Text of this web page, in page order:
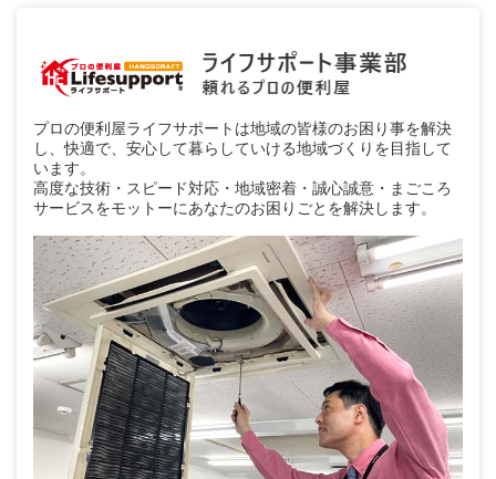
プロの便利屋ライフサポートは地域の皆様のお困り事を解決
し、快適で、安心して暮らしていける地域づくりを目指して
います。
高度な技術・スピード対応・地域密着・誠心誠意・まごころ
サービスをモットーにあなたのお困りごとを解決します。